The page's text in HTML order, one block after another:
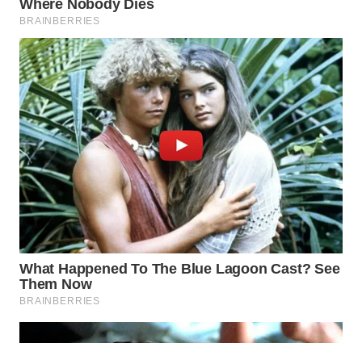
WN
PAKPAK
WN
KARAWANG
WN
BEKASI
WN
BOGOR
WN
DEPOK
TAPANULI